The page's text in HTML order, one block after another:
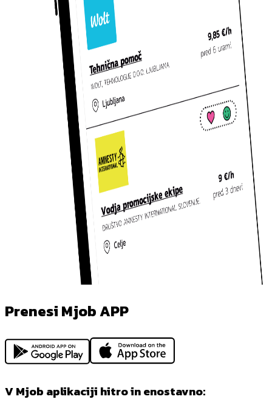
Prenesi Mjob APP
V Mjob aplikaciji hitro in enostavno: